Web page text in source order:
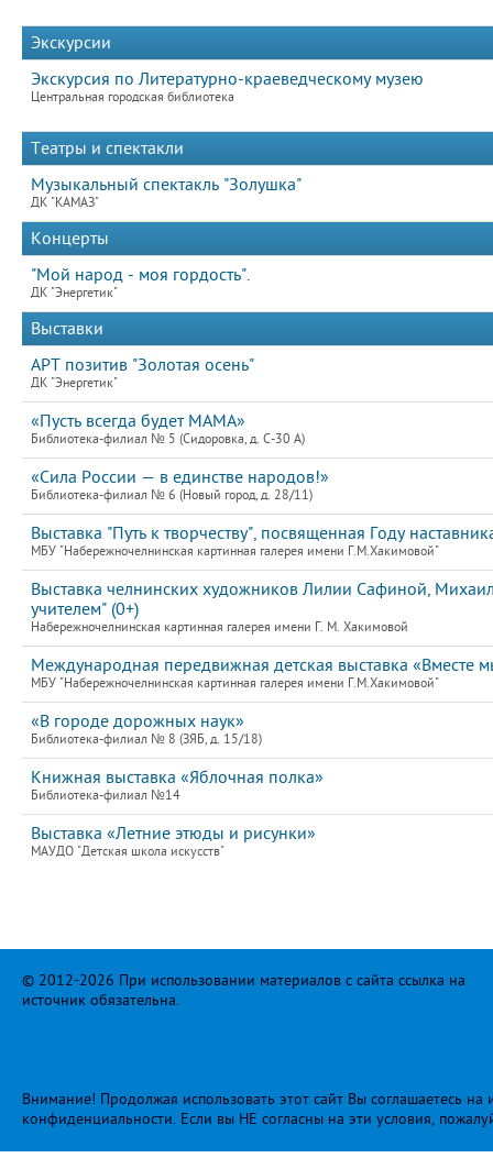
Экскурсии
Экскурсия по Литературно-краеведческому музею
Центральная городская библиотека
Театры и спектакли
Музыкальный спектакль "Золушка"
ДК "КАМАЗ"
Концерты
"Мой народ - моя гордость".
ДК "Энергетик"
Выставки
АРТ позитив "Золотая осень"
ДК "Энергетик"
«Пусть всегда будет МАМА»
Библиотека-филиал № 5 (Сидоровка, д. С-30 А)
«Сила России — в единстве народов!»
Библиотека-филиал № 6 (Новый город, д. 28/11)
Выставка "Путь к творчеству", посвященная Году
МБУ "Набережночелнинская картинная галерея имени Г.М.Хакимовой"
Выставка челнинских художников Лилии Сафиной,
учителем" (0+)
Набережночелнинская картинная галерея имени Г. М. Хакимовой
Международная передвижная детская выставка «Вместе
МБУ "Набережночелнинская картинная галерея имени Г.М.Хакимовой"
«В городе дорожных наук»
Библиотека-филиал № 8 (ЗЯБ, д. 15/18)
Книжная выставка «Яблочная полка»
Библиотека-филиал №14
Выставка «Летние этюды и рисунки»
МАУДО "Детская школа искусств"
© 2012-2026 При использовании материалов с сайта ссылка на
источник обязательна.
Внимание! Продолжая использовать этот сайт Вы соглашаетесь
конфиденциальности. Если вы НЕ согласны на эти условия,